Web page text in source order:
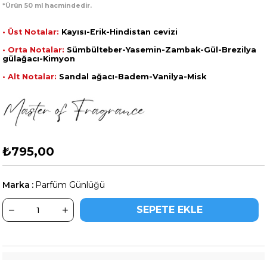
*Ürün 50 ml hacmindedir.
• Üst Notalar: Kayısı-Erik-Hindistan cevizi
• Orta Notalar: Sümbülteber-Yasemin-Zambak-Gül-Brezilya
gülağacı-Kimyon
• Alt Notalar: Sandal ağacı-Badem-Vanilya-Misk
₺795,00
Marka : Parfüm Günlüğü